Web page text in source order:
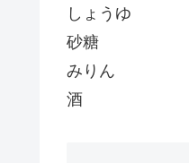
しょうゆ
砂糖
みりん
酒